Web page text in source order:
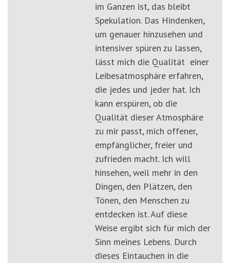
im Ganzen ist, das bleibt
Spekulation. Das Hindenken,
um genauer hinzusehen und
intensiver spüren zu lassen,
lässt mich die Qualität einer
Leibesatmosphäre erfahren,
die jedes und jeder hat. Ich
kann erspüren, ob die
Qualität dieser Atmosphäre
zu mir passt, mich offener,
empfänglicher, freier und
zufrieden macht. Ich will
hinsehen, weil mehr in den
Dingen, den Plätzen, den
Tönen, den Menschen zu
entdecken ist. Auf diese
Weise ergibt sich für mich der
Sinn meines Lebens. Durch
dieses Eintauchen in die